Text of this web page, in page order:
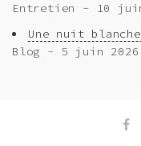
Entretien - 10
Une nuit
Blog - 5 juin 2026